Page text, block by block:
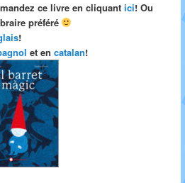
ce livre en cliquant ici! Ou
préféré
!
et en catalan!